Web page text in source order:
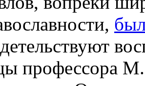
профессора